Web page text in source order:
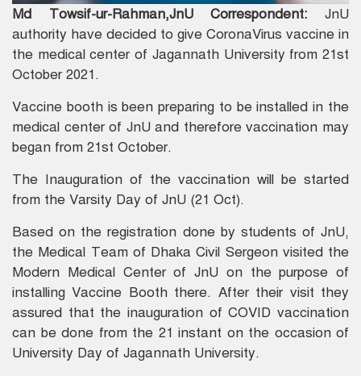
Md Towsif-ur-Rahman,JnU Correspondent: JnU
authority have decided to give CoronaVirus vaccine in
the medical center of Jagannath University from 21st
October 2021.
Vaccine booth is been preparing to be installed in the
medical center of JnU and therefore vaccination may
began from 21st October.
The Inauguration of the vaccination will be started
from the Varsity Day of JnU (21 Oct).
Based on the registration done by students of JnU,
the Medical Team of Dhaka Civil Sergeon visited the
Modern Medical Center of JnU on the purpose of
installing Vaccine Booth there. After their visit they
assured that the inauguration of COVID vaccination
can be done from the 21 instant on the occasion of
University Day of Jagannath University.